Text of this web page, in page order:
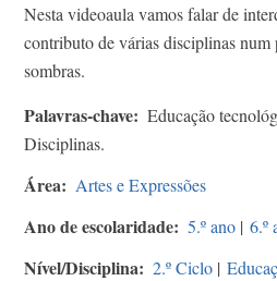
Nesta videoaula vamos falar de
contributo de várias disciplinas num
sombras.
Palavras-chave
Educação
Disciplinas.
Área Artes e Expressões
Ano de escolaridade 5.º ano | 6.º
Nível/Disciplina 2.º Ciclo |